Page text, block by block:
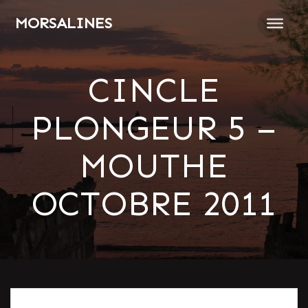
contenu
MORSALINES
CINCLE
PLONGEUR 5 –
MOUTHE
OCTOBRE 2011